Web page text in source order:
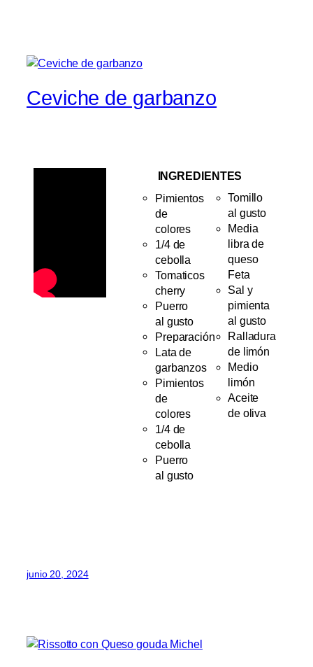
Ceviche de garbanzo
INGREDIENTES
Pimientos
de
colores
1/4 de
cebolla
Tomaticos
cherry
Puerro
al gusto
Preparación
Lata de
garbanzos
Pimientos
de
colores
1/4 de
cebolla
Puerro
al gusto
Tomillo
al gusto
Media
libra de
queso
Feta
Sal y
pimienta
al gusto
Ralladura
de limón
Medio
limón
Aceite
de oliva
junio 20, 2024